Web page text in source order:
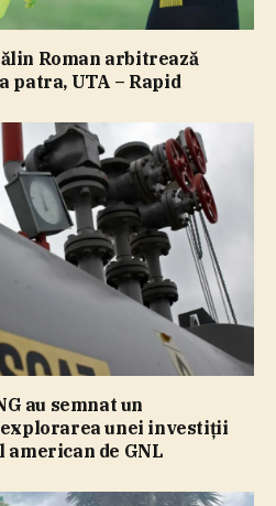
Roman arbitrează
patra, UTA – Rapid
au semnat un
unei investiţii
de GNL